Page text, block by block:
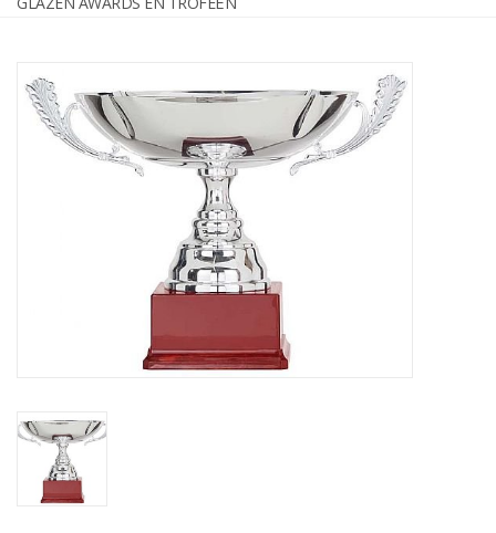
OUTLET OP=OP!!
Glazen awards en trofeën